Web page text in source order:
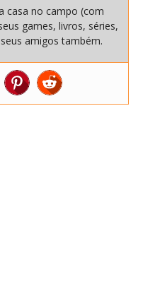
casa no campo (com
games, livros, séries,
amigos também.